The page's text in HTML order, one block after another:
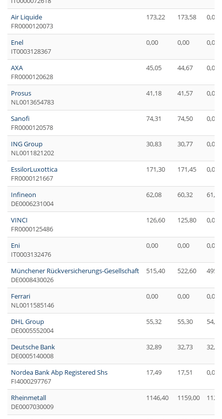
Air Liquide
FR0000120073
173,22 173,58 0,00
Enel
IT0003128367
0,00 0,00 0,00
AXA
FR0000120628
45,05 44,67 0,00
Prosus
NL0013654783
41,18 41,57 0,00
Sanofi
FR0000120578
74,31 74,50 0,00
ING Group
NL0011821202
30,83 30,77 0,00
EssilorLuxottica
FR0000121667
171,30 171,45 0,00
Infineon
DE0006231004
62,08 60,32 61,00
VINCI
FR0000125486
126,60 125,80 0,00
Eni
IT0003132476
0,00 0,00 0,00
Münchener Rückversicherungs-Gesellschaft
DE0008430026
515,40 522,60
Ferrari
NL0011585146
0,00 0,00 0,00
DHL Group
DE0005552004
55,32 55,30 54,70
Deutsche Bank
DE0005140008
32,89 32,73 32,63
Nordea Bank Abp Registered Shs
FI4000297767
17,49 17,51 0,00
Rheinmetall
DE0007030009
1146,40 1159,00